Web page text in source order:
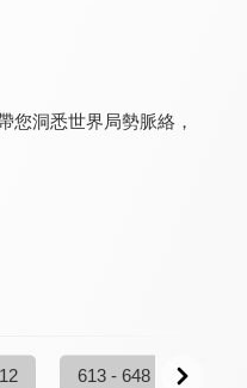
您洞悉世界局勢脈絡，
613 - 648